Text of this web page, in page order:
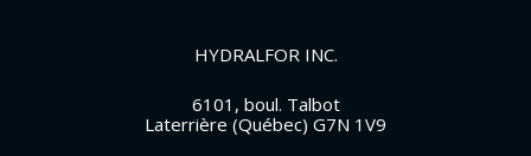
HYDRALFOR INC.
6101, boul. Talbot
Laterrière (Québec) G7N 1V9